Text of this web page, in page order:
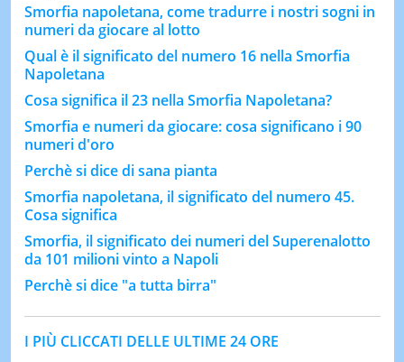
Smorfia napoletana, come tradurre i nostri sogni in
numeri da giocare al lotto
Qual è il significato del numero 16 nella Smorfia
Napoletana
Cosa significa il 23 nella Smorfia Napoletana?
Smorfia e numeri da giocare: cosa significano i 90
numeri d'oro
Perchè si dice di sana pianta
Smorfia napoletana, il significato del numero 45.
Cosa significa
Smorfia, il significato dei numeri del Superenalotto
da 101 milioni vinto a Napoli
Perchè si dice "a tutta birra"
I PIÙ CLICCATI DELLE ULTIME 24 ORE